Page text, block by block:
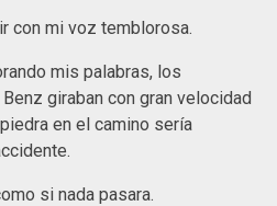
con mi voz temblorosa.
mis palabras, los
giraban con gran velocidad
en el camino sería
si nada pasara.